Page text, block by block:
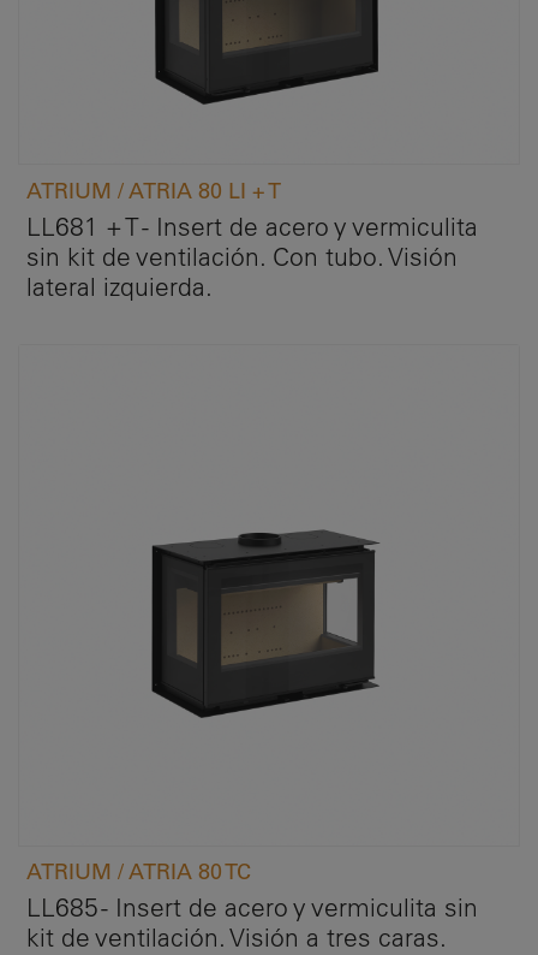
ATRIUM / ATRIA 80 LI + T
LL681 + T - Insert de acero y vermiculita
sin kit de ventilación. Con tubo. Visión
lateral izquierda.
ATRIUM / ATRIA 80 TC
LL685 - Insert de acero y vermiculita sin
kit de ventilación. Visión a tres caras.